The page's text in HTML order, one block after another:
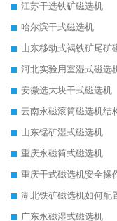
江苏干选铁矿磁选机
哈尔滨干式磁选机
山东移动式褐铁矿尾矿
河北实验用室湿式磁选
安徽选大块干式磁选机
云南永磁滚筒磁选机结
山东锰矿湿式磁选机
重庆永磁筒式磁选机
重庆干式磁选机安全操
湖北铁矿磁选机如何配
广东永磁湿式磁选机